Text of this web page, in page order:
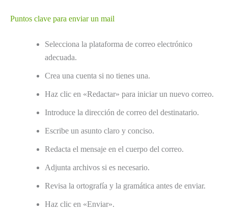
Puntos clave para enviar un mail
Selecciona la plataforma de correo electrónico
adecuada.
Crea una cuenta si no tienes una.
Haz clic en «Redactar» para iniciar un nuevo correo.
Introduce la dirección de correo del destinatario.
Escribe un asunto claro y conciso.
Redacta el mensaje en el cuerpo del correo.
Adjunta archivos si es necesario.
Revisa la ortografía y la gramática antes de enviar.
Haz clic en «Enviar».